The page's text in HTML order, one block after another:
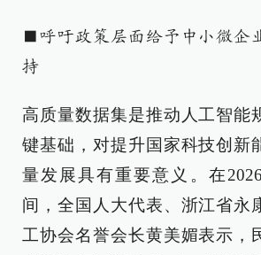
■呼吁政策层面给予中小微企
持
高质量数据集是推动人工智能
键基础，对提升国家科技创新
量发展具有重要意义。在
间，全国人大代表、浙江省永
工协会名誉会长黄美媚表示，